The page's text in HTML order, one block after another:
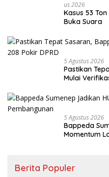
Us 2026
Kasus 53
Buka Suara
5 Agustus 2026
Pastikan
Mulai
5 Agustus 2026
Bappeda
Momentum
Berita Populer